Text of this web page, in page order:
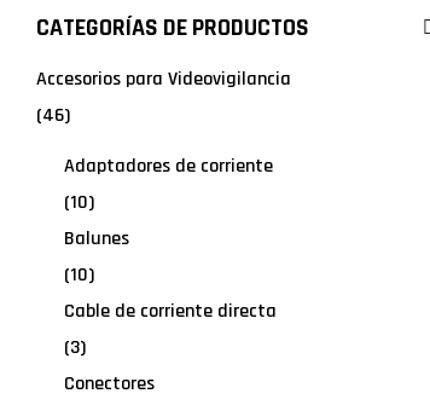
CATEGORÍAS DE PRODUCTOS
Accesorios para Videovigilancia
(46)
Adaptadores de corriente
(10)
Balunes
(10)
Cable de corriente directa
(3)
Conectores